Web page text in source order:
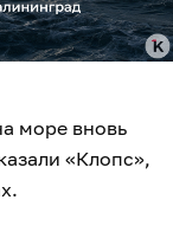
море вновь
«Клопс»,